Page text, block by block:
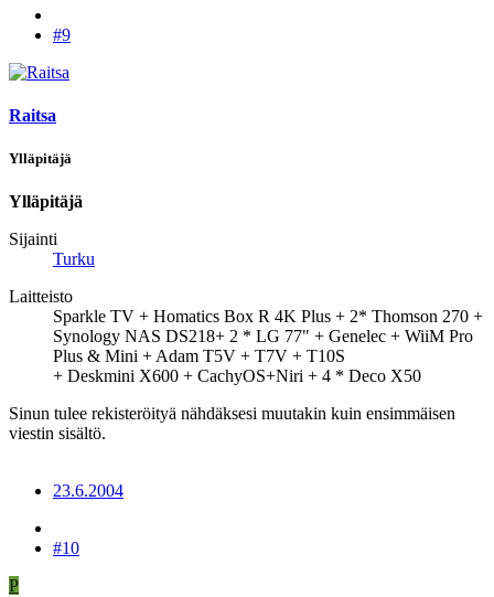
#9
Raitsa
Ylläpitäjä
Ylläpitäjä
Sijainti
Turku
Laitteisto
Sparkle TV + Homatics Box R 4K Plus + 2* Thomson 270 +
Synology NAS DS218+ 2 * LG 77" + Genelec + WiiM Pro
Plus & Mini + Adam T5V + T7V + T10S
+ Deskmini X600 + CachyOS+Niri + 4 * Deco X50
Sinun tulee rekisteröityä nähdäksesi muutakin kuin ensimmäisen
viestin sisältö.
23.6.2004
#10
P